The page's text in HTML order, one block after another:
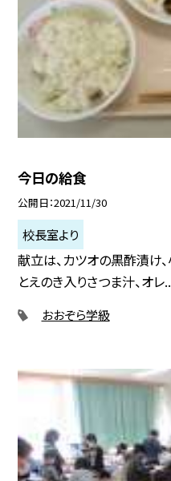
今日の給食
公開日 2021/11/30
校長室より
献立は、カツオの黒酢漬け
とえのき入りさつま汁、オレ
おおぞら学級